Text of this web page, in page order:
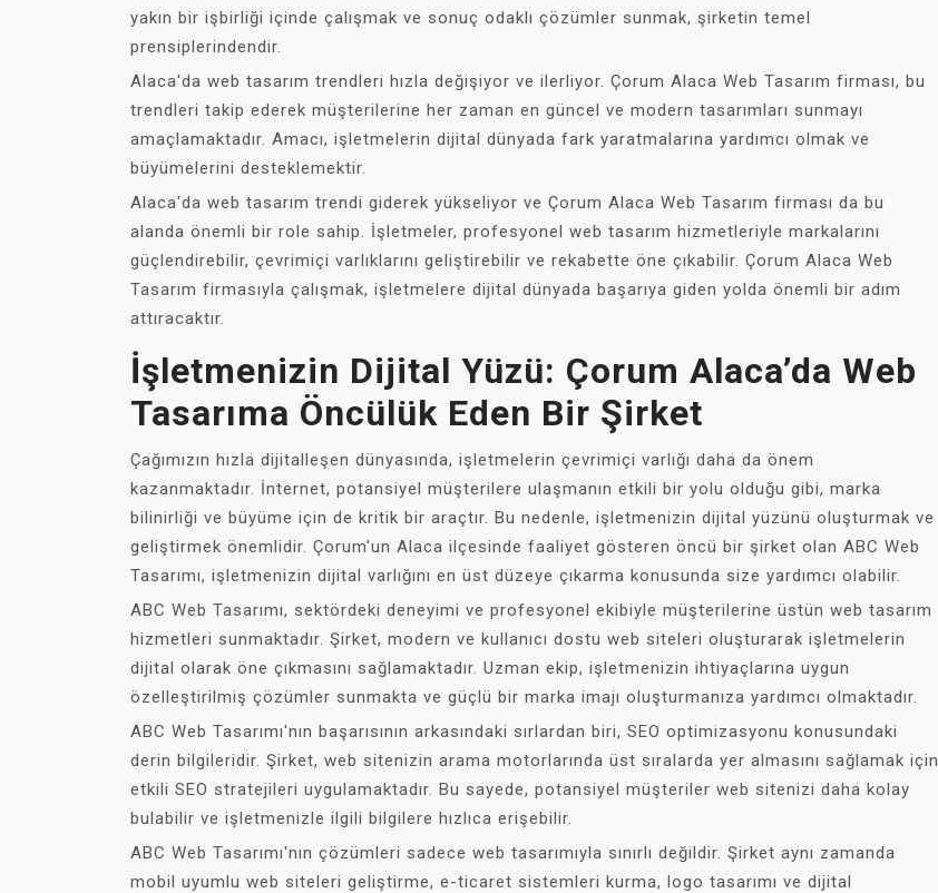
yakın bir işbirliği içinde çalışmak ve sonuç odaklı çözümler sunmak, şirketin temel
prensiplerindendir.
Alaca'da web tasarım trendleri hızla değişiyor ve ilerliyor. Çorum Alaca Web Tasarım firması, bu
trendleri takip ederek müşterilerine her zaman en güncel ve modern tasarımları sunmayı
amaçlamaktadır. Amacı, işletmelerin dijital dünyada fark yaratmalarına yardımcı olmak ve
büyümelerini desteklemektir.
Alaca'da web tasarım trendi giderek yükseliyor ve Çorum Alaca Web Tasarım firması da bu
alanda önemli bir role sahip. İşletmeler, profesyonel web tasarım hizmetleriyle markalarını
güçlendirebilir, çevrimiçi varlıklarını geliştirebilir ve rekabette öne çıkabilir. Çorum Alaca Web
Tasarım firmasıyla çalışmak, işletmelere dijital dünyada başarıya giden yolda önemli bir adım
attıracaktır.
İşletmenizin Dijital Yüzü: Çorum Alaca’da Web
Tasarıma Öncülük Eden Bir Şirket
Çağımızın hızla dijitalleşen dünyasında, işletmelerin çevrimiçi varlığı daha da önem
kazanmaktadır. İnternet, potansiyel müşterilere ulaşmanın etkili bir yolu olduğu gibi, marka
bilinirliği ve büyüme için de kritik bir araçtır. Bu nedenle, işletmenizin dijital yüzünü oluşturmak ve
geliştirmek önemlidir. Çorum'un Alaca ilçesinde faaliyet gösteren öncü bir şirket olan ABC Web
Tasarımı, işletmenizin dijital varlığını en üst düzeye çıkarma konusunda size yardımcı olabilir.
ABC Web Tasarımı, sektördeki deneyimi ve profesyonel ekibiyle müşterilerine üstün web tasarım
hizmetleri sunmaktadır. Şirket, modern ve kullanıcı dostu web siteleri oluşturarak işletmelerin
dijital olarak öne çıkmasını sağlamaktadır. Uzman ekip, işletmenizin ihtiyaçlarına uygun
özelleştirilmiş çözümler sunmakta ve güçlü bir marka imajı oluşturmanıza yardımcı olmaktadır.
ABC Web Tasarımı'nın başarısının arkasındaki sırlardan biri, SEO optimizasyonu konusundaki
derin bilgileridir. Şirket, web sitenizin arama motorlarında üst sıralarda yer almasını sağlamak için
etkili SEO stratejileri uygulamaktadır. Bu sayede, potansiyel müşteriler web sitenizi daha kolay
bulabilir ve işletmenizle ilgili bilgilere hızlıca erişebilir.
ABC Web Tasarımı'nın çözümleri sadece web tasarımıyla sınırlı değildir. Şirket aynı zamanda
mobil uyumlu web siteleri geliştirme, e-ticaret sistemleri kurma, logo tasarımı ve dijital